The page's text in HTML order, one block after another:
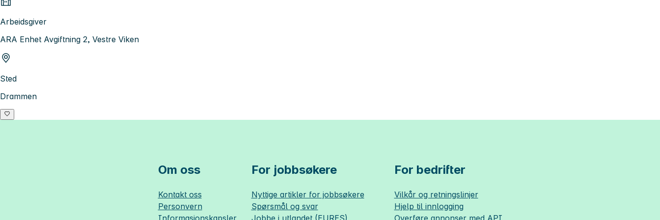
Arbeidsgiver
ARA Enhet Avgiftning 2, Vestre Viken
Sted
Drammen
Om oss
Kontakt oss
Personvern
Informasjonskapsler
For jobbsøkere
Nyttige artikler for jobbsøkere
Spørsmål og svar
Jobbe i utlandet (EURES)
For bedrifter
Vilkår og retningslinjer
Hjelp til innlogging
Overføre annonser med API